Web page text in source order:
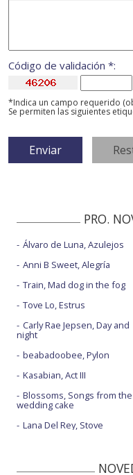
Código de validación *:
*Indica un campo requerido
Se permiten las siguientes
PRO.
Álvaro de Luna, Azulejos
Anni B Sweet, Alegría
Train, Mad dog in the fog
Tove Lo, Estrus
Carly Rae Jepsen, Day and
night
beabadoobee, Pylon
Kasabian, Act III
Blossoms, Songs from the
wedding cake
Lana Del Rey, Stove